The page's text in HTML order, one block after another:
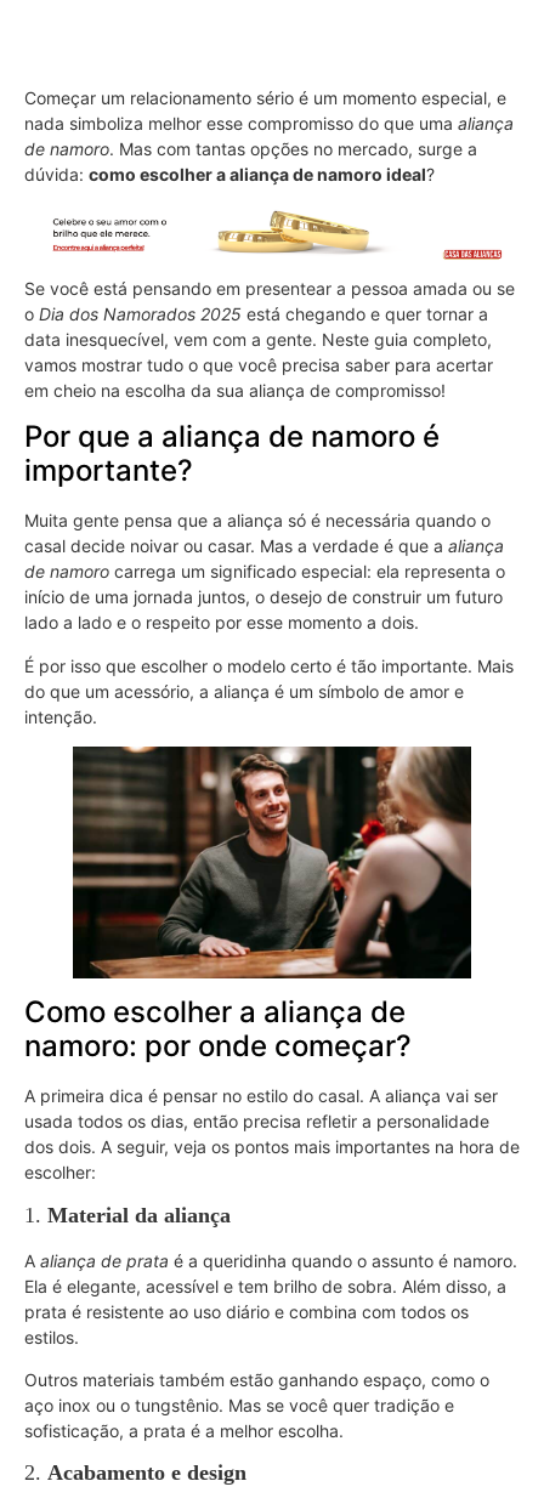
Começar um relacionamento sério é um momento especial, e
nada simboliza melhor esse compromisso do que uma aliança
de namoro. Mas com tantas opções no mercado, surge a
dúvida: como escolher a aliança de namoro ideal?
Se você está pensando em presentear a pessoa amada ou se
o Dia dos Namorados 2025 está chegando e quer tornar a
data inesquecível, vem com a gente. Neste guia completo,
vamos mostrar tudo o que você precisa saber para acertar
em cheio na escolha da sua aliança de compromisso!
Por que a aliança de namoro é
importante?
Muita gente pensa que a aliança só é necessária quando o
casal decide noivar ou casar. Mas a verdade é que a aliança
de namoro carrega um significado especial: ela representa o
início de uma jornada juntos, o desejo de construir um futuro
lado a lado e o respeito por esse momento a dois.
É por isso que escolher o modelo certo é tão importante. Mais
do que um acessório, a aliança é um símbolo de amor e
intenção.
Como escolher a aliança de
namoro: por onde começar?
A primeira dica é pensar no estilo do casal. A aliança vai ser
usada todos os dias, então precisa refletir a personalidade
dos dois. A seguir, veja os pontos mais importantes na hora de
escolher:
1. Material da aliança
A aliança de prata é a queridinha quando o assunto é namoro.
Ela é elegante, acessível e tem brilho de sobra. Além disso, a
prata é resistente ao uso diário e combina com todos os
estilos.
Outros materiais também estão ganhando espaço, como o
aço inox ou o tungstênio. Mas se você quer tradição e
sofisticação, a prata é a melhor escolha.
2. Acabamento e design